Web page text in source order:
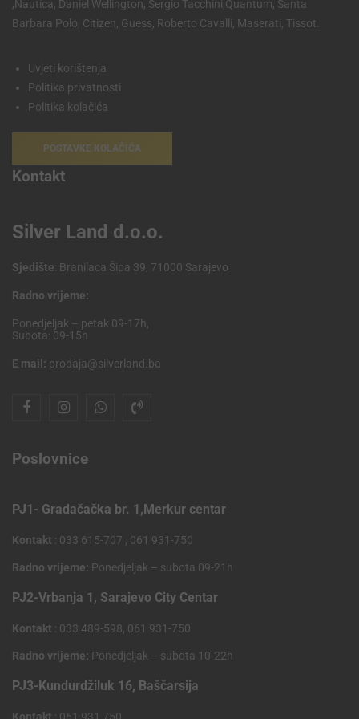
,Nautica, Daniel Wellington, Sergio Tacchini,Quantum, Santa
Barbara Polo, Citizen, Guess, Roberto Cavalli, Maserati, Tissot.
Uvjeti korištenja
Politika privatnosti
Politika kolačića
POSTAVKE KOLAČIĆA
Kontakt
Silver Land d.o.o.
Sjedište: Branilaca Šipa 39, 71000 Sarajevo
Radno vrijeme:
Ponedjeljak – petak 09-17h,
Subota: 09-15h
E mail: prodaja@silverland.ba
Poslovnice
PJ1- Gradačačka br. 1,Merkur centar
Kontakt : 033 615-707 , 061 931-750
Radno vrijeme: Ponedjeljak – subota 09-21h
PJ2-Vrbanja 1, Sarajevo City Centar
Kontakt : 033 489-598, 061 931-750
Radno vrijeme: Ponedjeljak – subota 10-22h
PJ3-Kundurdžiluk 16, Baščarsija